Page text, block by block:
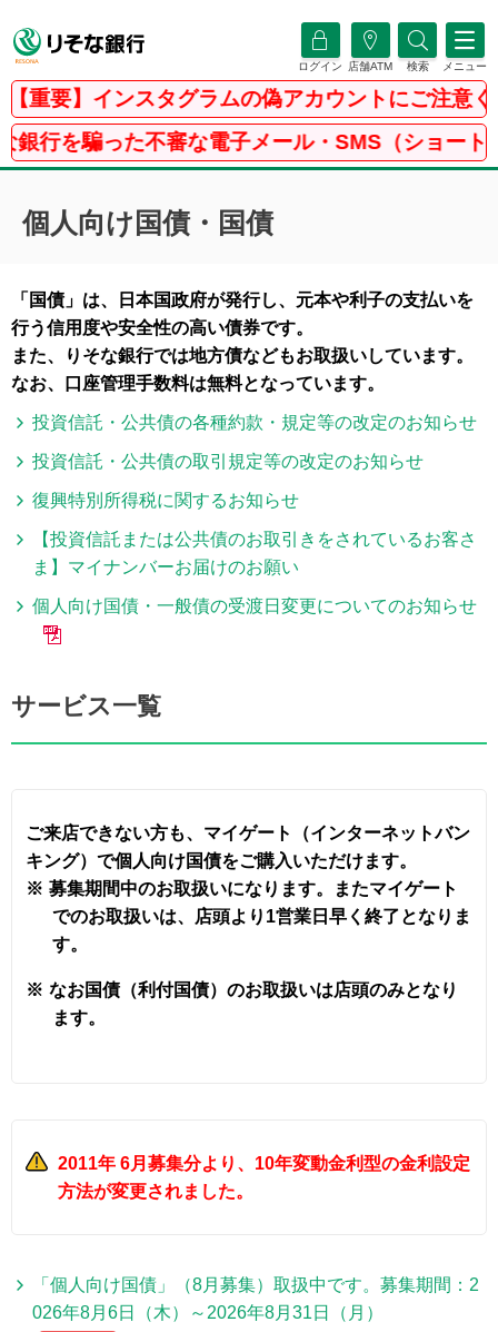
ログイン 店舗ATM 検索 メニュー
要】インスタグラムの偽アカウントにご注意くだ
を騙った不審な電子メール・SMS（ショートメッ
個人向け国債・国債
「国債」は、日本国政府が発行し、元本や利子の支払いを
行う信用度や安全性の高い債券です。
また、りそな銀行では地方債などもお取扱いしています。
なお、口座管理手数料は無料となっています。
投資信託・公共債の各種約款・規定等の改定のお知らせ
投資信託・公共債の取引規定等の改定のお知らせ
復興特別所得税に関するお知らせ
【投資信託または公共債のお取引きをされているお客さ
ま】マイナンバーお届けのお願い
個人向け国債・一般債の受渡日変更についてのお知らせ
サービス一覧
ご来店できない方も、マイゲート（インターネットバン
キング）で個人向け国債をご購入いただけます。
※ 募集期間中のお取扱いになります。またマイゲート
でのお取扱いは、店頭より1営業日早く終了となりま
す。
※ なお国債（利付国債）のお取扱いは店頭のみとなり
ます。
2011年 6月募集分より、10年変動金利型の金利設定
方法が変更されました。
「個人向け国債」（8月募集）取扱中です。募集期間：2
026年8月6日（木）～2026年8月31日（月）